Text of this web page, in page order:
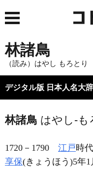
林諸鳥
（読み）はやし もろとり
デジタル版 日本人名大
林諸鳥 はやし-も
1720－1790 江戸時
享保(きょうほう)5年1